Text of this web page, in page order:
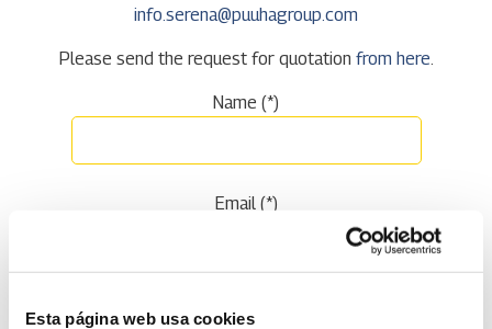
Esta página web usa cookies
info.serena@puuhagroup.com
Please send the request for quotation from here.
Name (*)
Email (*)